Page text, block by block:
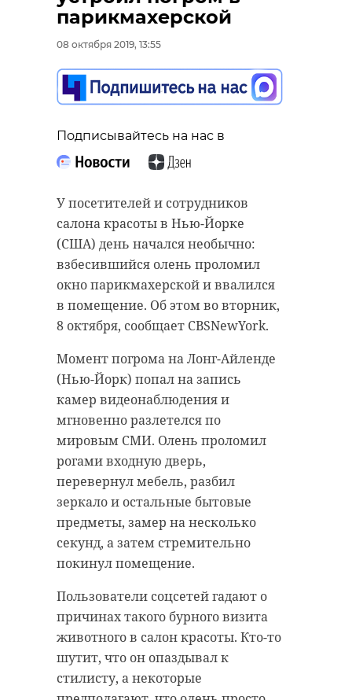
парикмахерской
08 октября 2019, 13:55
Подписывайтесь на нас в
У посетителей и сотрудников
салона красоты в Нью-Йорке
(США) день начался необычно:
взбесившийся олень проломил
окно парикмахерской и ввалился
в помещение. Об этом во вторник,
8 октября, сообщает CBSNewYork.
Момент погрома на Лонг-Айленде
(Нью-Йорк) попал на запись
камер видеонаблюдения и
мгновенно разлетелся по
мировым СМИ. Олень проломил
рогами входную дверь,
перевернул мебель, разбил
зеркало и остальные бытовые
предметы, замер на несколько
секунд, а затем стремительно
покинул помещение.
Пользователи соцсетей гадают о
причинах такого бурного визита
животного в салон красоты. Кто-то
шутит, что он опаздывал к
стилисту, а некоторые
“особняк с
привидениями” XIX
века
18 августа 2020, 16:53
Подписывайтесь на нас в
Сейчас расчищают рамы, снимают
старый слой краски.
Реставрируют уникальные
витражи в морском стиле.
Впереди шпаклевка дома,
антибиологическая и
противопожарная обработка.
гатчинский район
добровольцы
реставрация усадьба
РЕКОМЕНДУЕМ
старинном кладбище
и узнал много нового
об истории города
11 февраля 2020, 14:59
Подписывайтесь на нас в
Руслан Семенченко мечтает,
чтобы историки-профессионалы
больше узнали о жизни Анны. В
этом году бельгийские архивы
рассекретят документы 100-
удастся узнать, какой была жизнь
Анны Беквор и других бельгийцев
в Сосновом Бору.
история сосновый бор
Поделиться статьей: